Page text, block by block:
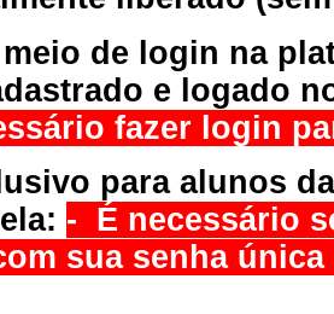
de login na
e logado
fazer login
para alunos
- É necessário
sua senha